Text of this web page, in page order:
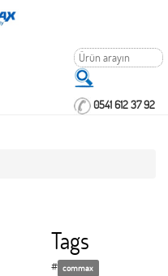
0541 612 37 92
Tags
# commax